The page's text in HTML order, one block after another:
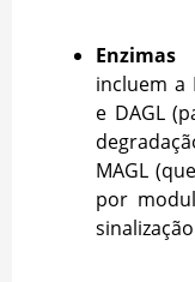
incluem a
e DAGL
MAGL
por